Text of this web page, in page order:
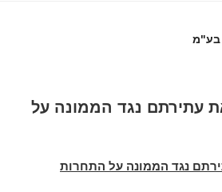
בע"מ
עתירתם נגד הממונה על
נגד הממונה על התחרות